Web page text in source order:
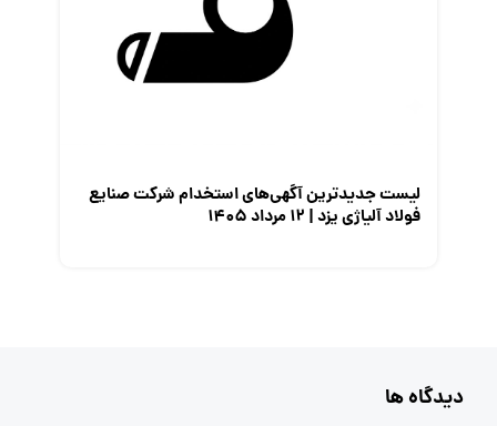
لیست جدیدترین آگهی‌های استخدام شرکت صنایع
فولاد آلیاژی یزد | ۱۲ مرداد ۱۴۰۵
دیدگاه ها